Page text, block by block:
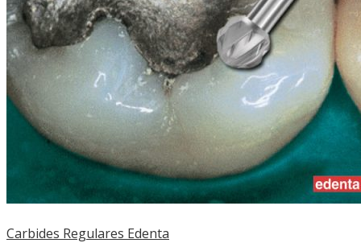
Carbides Regulares Edenta